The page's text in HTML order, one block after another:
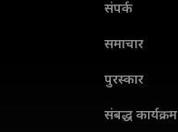
संपर्क
समाचार
पुरस्कार
संबद्ध कार्यक्रम